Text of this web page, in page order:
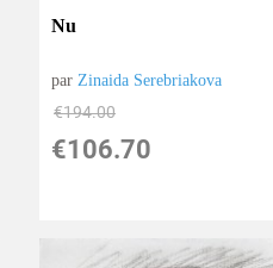
Nu
parZinaida Serebriakova
€194.00
€106.70